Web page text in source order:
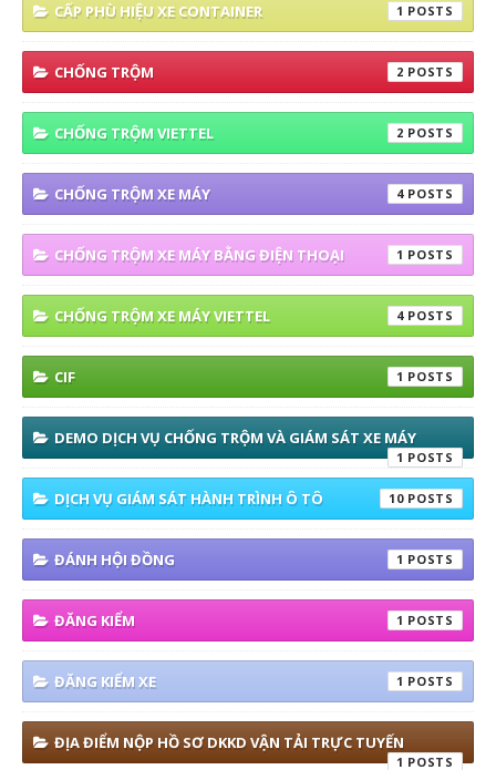
CẤP PHÙ HIỆU XE CONTAINER 1
CHỐNG TRỘM 2
CHỐNG TRỘM VIETTEL 2
CHỐNG TRỘM XE MÁY 4
CHỐNG TRỘM XE MÁY BẰNG ĐIỆN THOẠI 1
CHỐNG TRỘM XE MÁY VIETTEL 4
CIF 1
DEMO DỊCH VỤ CHỐNG TRỘM VÀ GIÁM SÁT XE MÁY
1
DỊCH VỤ GIÁM SÁT HÀNH TRÌNH Ô TÔ 10
ĐÁNH HỘI ĐỒNG 1
ĐĂNG KIỂM 1
ĐĂNG KIỂM XE 1
ĐỊA ĐIỂM NỘP HỒ SƠ DKKD VẬN TẢI TRỰC TUYẾN
1